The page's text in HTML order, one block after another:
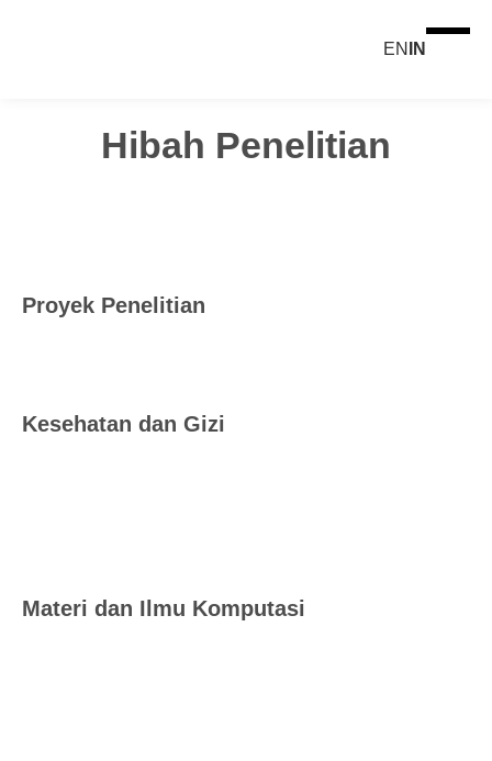
EN IN
Hibah Penelitian
Proyek Penelitian
Kesehatan dan Gizi
Materi dan Ilmu Komputasi